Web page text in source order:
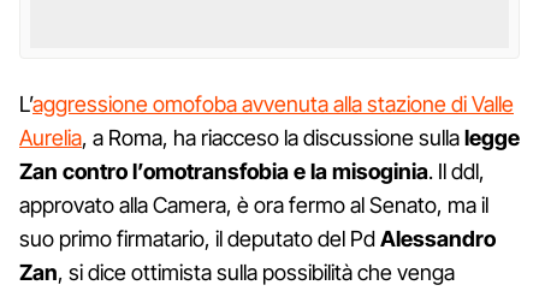
L’aggressione omofoba avvenuta alla stazione di Valle
Aurelia, a Roma, ha riacceso la discussione sullalegge
Zan contro l’omotransfobia e la misoginia. Il ddl,
approvato alla Camera, è ora fermo al Senato, ma il
suo primo firmatario, il deputato del PdAlessandro
Zan, si dice ottimista sulla possibilità che venga